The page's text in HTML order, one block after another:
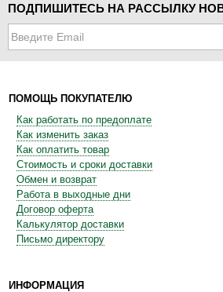
ПОДПИШИТЕСЬ НА РАССЫЛКУ
ПОМОЩЬ ПОКУПАТЕЛЮ
Как работать по предоплате
Как изменить заказ
Как оплатить товар
Стоимость и сроки доставки
Обмен и возврат
Работа в выходные дни
Договор оферта
Калькулятор доставки
Письмо директору
ИНФОРМАЦИЯ